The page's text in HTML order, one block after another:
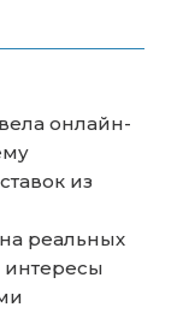
онлайн-
из
реальных
интересы